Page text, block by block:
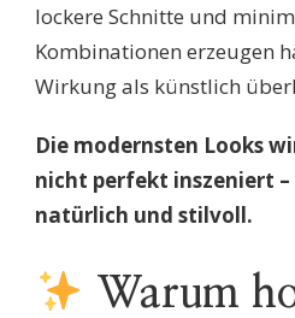
lockere Schnitte und
Kombinationen erzeugen
Wirkung als künstlich
Die modernsten Looks
nicht perfekt inszeniert –
natürlich und stilvoll.
Warum